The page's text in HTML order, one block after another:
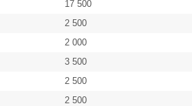
17 500
2 500
2 000
3 500
2 500
2 500